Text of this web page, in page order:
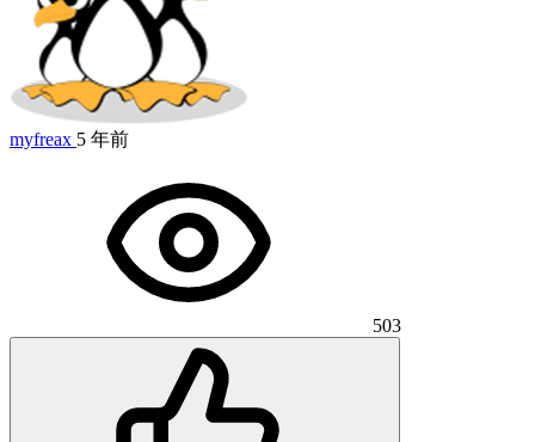
myfreax 5 年前
503